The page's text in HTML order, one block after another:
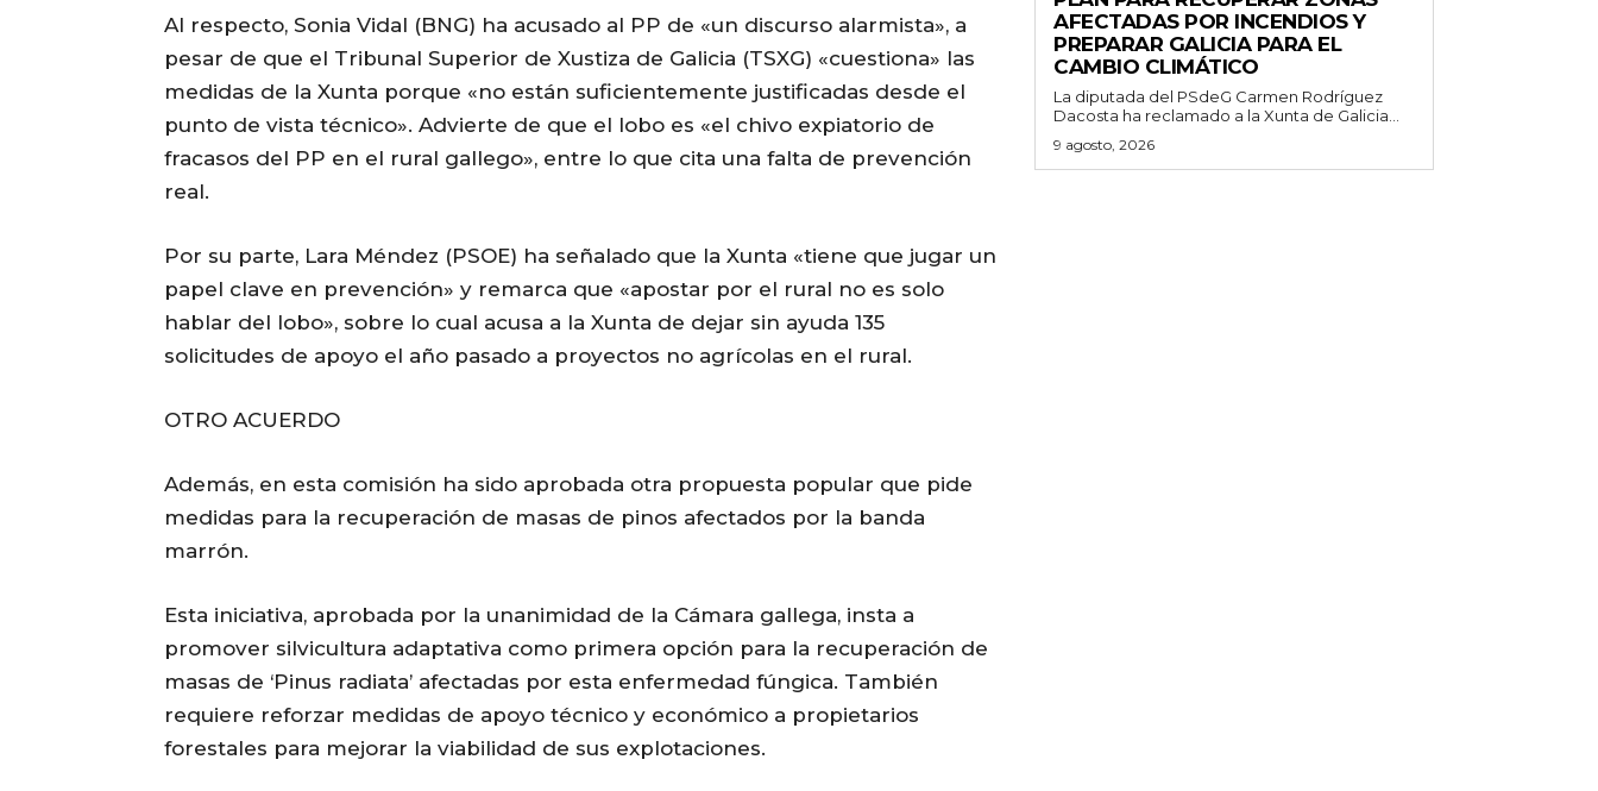
Al respecto, Sonia Vidal (BNG) ha acusado al PP de «un discurso alarmista», a
pesar de que el Tribunal Superior de Xustiza de Galicia (TSXG) «cuestiona» las
medidas de la Xunta porque «no están suficientemente justificadas desde el
punto de vista técnico». Advierte de que el lobo es «el chivo expiatorio de
fracasos del PP en el rural gallego», entre lo que cita una falta de prevención
real.
Por su parte, Lara Méndez (PSOE) ha señalado que la Xunta «tiene que jugar un
papel clave en prevención» y remarca que «apostar por el rural no es solo
hablar del lobo», sobre lo cual acusa a la Xunta de dejar sin ayuda 135
solicitudes de apoyo el año pasado a proyectos no agrícolas en el rural.
OTRO ACUERDO
Además, en esta comisión ha sido aprobada otra propuesta popular que pide
medidas para la recuperación de masas de pinos afectados por la banda
marrón.
Esta iniciativa, aprobada por la unanimidad de la Cámara gallega, insta a
promover silvicultura adaptativa como primera opción para la recuperación de
masas de ‘Pinus radiata’ afectadas por esta enfermedad fúngica. También
requiere reforzar medidas de apoyo técnico y económico a propietarios
forestales para mejorar la viabilidad de sus explotaciones.
AFECTADAS POR INCENDIOS Y
PREPARAR GALICIA PARA EL
CAMBIO CLIMÁTICO
La diputada del PSdeG Carmen Rodríguez
Dacosta ha reclamado a la Xunta de Galicia...
9 agosto, 2026